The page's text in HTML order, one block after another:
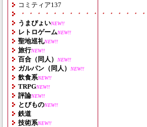
コミティア137
・・・・・・・・・・・・・・・
うまぴょいNEW!!
レトロゲームNEW!!
聖地巡礼NEW!!
旅行NEW!!
百合（同人） NEW!!
ガルパン（同人） NEW!!
飲食系NEW!!
TRPGNEW!!
評論NEW!!
とびものNEW!!
鉄道
技術系NEW!!